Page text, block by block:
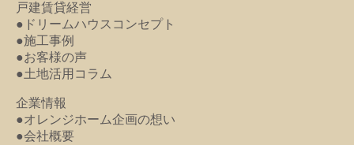
戸建賃貸経営
●ドリームハウスコンセプト
●施工事例
●お客様の声
●土地活用コラム
企業情報
●オレンジホーム企画の想い
●会社概要